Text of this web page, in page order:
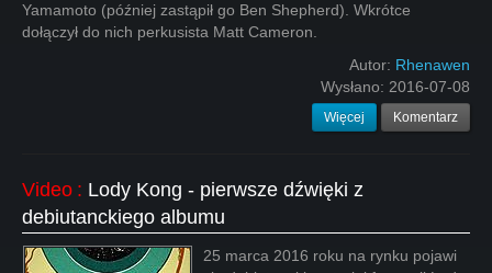
Yamamoto (później zastąpił go Ben Shepherd). Wkrótce
dołączył do nich perkusista Matt Cameron.
Autor: Rhenawen
Wysłano: 2016-07-08
Więcej Komentarz
Video : Lody Kong - pierwsze dźwięki z
debiutanckiego albumu
25 marca 2016 roku na rynku pojawi